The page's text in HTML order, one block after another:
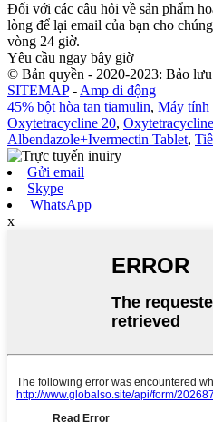
Đối với các câu hỏi về sản phẩm
lòng để lại email của bạn cho
vòng 24 giờ.
Yêu cầu ngay bây giờ
© Bản quyền - 2020-2023: Bảo
SITEMAP- Amp di động
45% bột hòa tan tiamulin, Máy tính
Oxytetracycline 20,
Albendazole+Ivermectin Tablet,
Gửi email
Skype
WhatsApp
x